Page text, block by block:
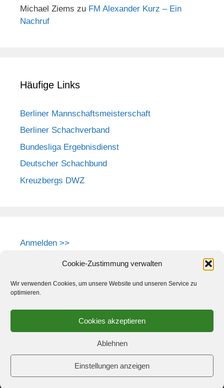
Cookie-Zustimmung verwalten
Wir verwenden Cookies, um unsere Website und unseren Service zu
optimieren.
Cookies akzeptieren
Ablehnen
Einstellungen anzeigen
Michael Ziems zu FM Alexander Kurz – Ein
Nachruf
Häufige Links
Berliner Mannschaftsmeisterschaft
Berliner Schachverband
Bundesliga Ergebnisdienst
Deutscher Schachbund
Kreuzbergs DWZ
Anmelden >>
© 2026 Schach-Club Kreuzberg e.V. GeneratePress